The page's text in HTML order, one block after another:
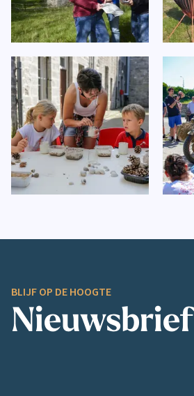
BLIJF OP DE HOOGTE
Nieuwsbrief